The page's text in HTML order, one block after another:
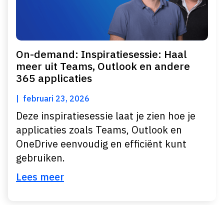
On-demand: Inspiratiesessie: Haal
meer uit Teams, Outlook en andere
365 applicaties
februari 23, 2026
Deze inspiratiesessie laat je zien hoe je
applicaties zoals Teams, Outlook en
OneDrive eenvoudig en efficiënt kunt
gebruiken.
Lees meer